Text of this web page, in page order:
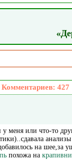
Комментариев: 427
у меня или что-то
на шее,за
похожа на